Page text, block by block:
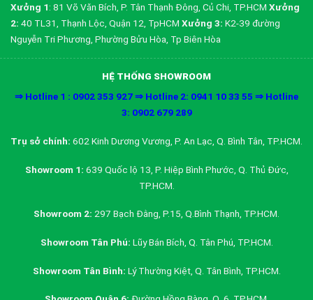
Xưởng 1: 81 Võ Văn Bích, P. Tân Thạnh Đông, Củ Chi, TP.HCM Xưởng
2: 40 TL31, Thạnh Lộc, Quận 12, TpHCM Xưởng 3: K2-39 đường
Nguyễn Tri Phương, Phường Bửu Hòa, Tp Biên Hòa
HỆ THỐNG SHOWROOM
⇒ Hotline 1 : 0902 353 927 ⇒ Hotline 2: 0941 10 33 55 ⇒ Hotline
3: 0902 679 289
Trụ sở chính: 602 Kinh Dương Vương, P. An Lạc, Q. Bình Tân, TP.HCM.
Showroom 1: 639 Quốc lộ 13, P. Hiệp Bình Phước, Q. Thủ Đức,
TP.HCM.
Showroom 2: 297 Bạch Đằng, P.15, Q.Bình Thạnh, TP.HCM.
Showroom Tân Phú: Lũy Bán Bích, Q. Tân Phú, TP.HCM.
Showroom Tân Bình: Lý Thường Kiệt, Q. Tân Bình, TP.HCM.